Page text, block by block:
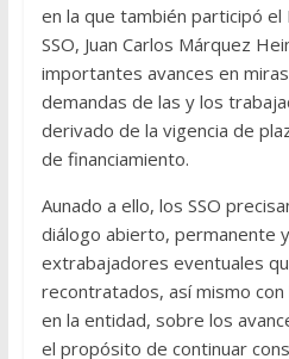
en la que también participó
SSO, Juan Carlos Márquez
importantes avances en
demandas de las y los
derivado de la vigencia de
de financiamiento.
Aunado a ello, los SSO
diálogo abierto, permanente
extrabajadores eventuales
recontratados, así mismo con
en la entidad, sobre los
el propósito de continuar